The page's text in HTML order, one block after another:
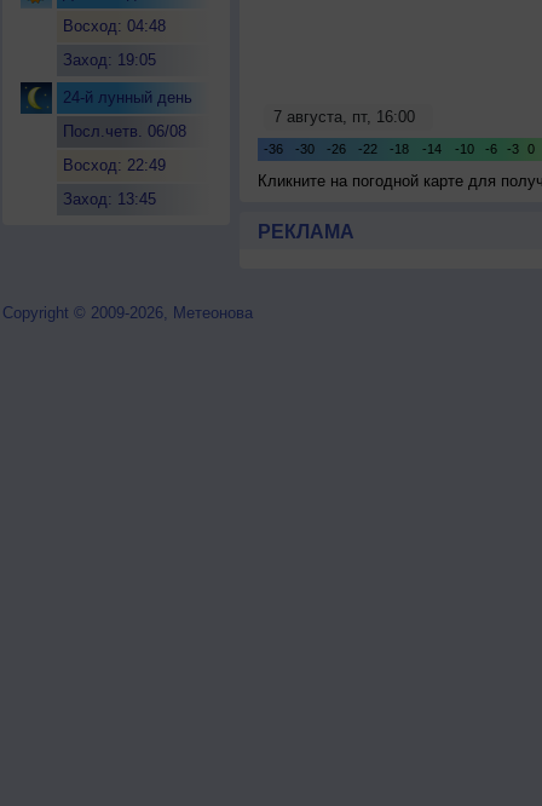
Восход: 04:48
Заход: 19:05
24-й лунный день
Посл.четв. 06/08
Восход: 22:49
Заход: 13:45
Кликните на погодной карте для
РЕКЛАМА
Copyright © 2009-2026, Метеонова